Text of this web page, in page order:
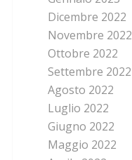
Dicembre 2022
Novembre 2022
Ottobre 2022
Settembre 2022
Agosto 2022
Luglio 2022
Giugno 2022
Maggio 2022